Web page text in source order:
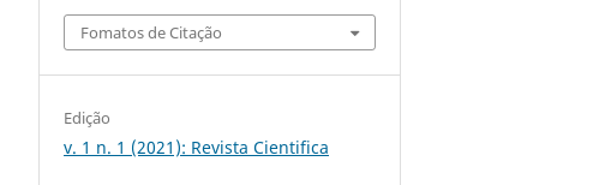
Fomatos de Citação
Edição
v. 1 n. 1 (2021): Revista Cientifica